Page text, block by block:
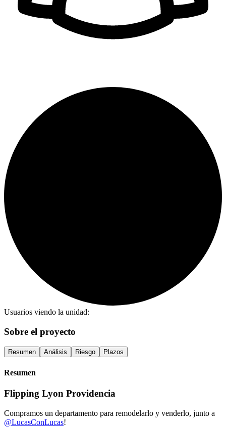
Usuarios viendo la unidad:
Sobre el proyecto
Resumen Análisis Riesgo Plazos
Resumen
Flipping Lyon Providencia
Compramos un departamento para remodelarlo y venderlo, junto a
@LucasConLucas!